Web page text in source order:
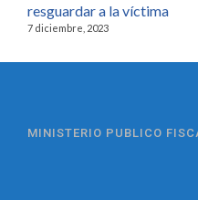
resguardar a la víctima
7 diciembre, 2023
MINISTERIO PUBLICO